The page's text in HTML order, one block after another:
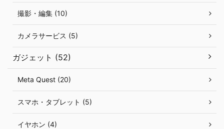
撮影・編集 (10)
カメラサービス (5)
ガジェット (52)
Meta Quest (20)
スマホ・タブレット (5)
イヤホン (4)